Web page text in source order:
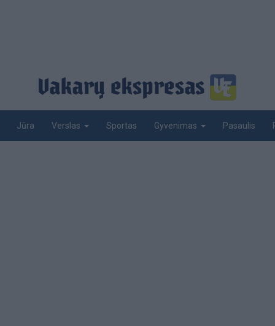
Jūra Verslas Sportas Gyvenimas Pasaulis